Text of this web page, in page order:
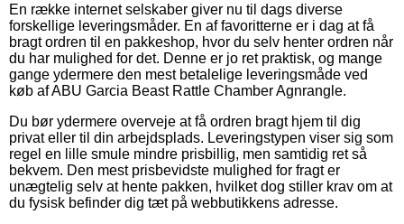
En række internet selskaber giver nu til dags diverse
forskellige leveringsmåder. En af favoritterne er i dag at få
bragt ordren til en pakkeshop, hvor du selv henter ordren når
du har mulighed for det. Denne er jo ret praktisk, og mange
gange ydermere den mest betalelige leveringsmåde ved
køb af ABU Garcia Beast Rattle Chamber Agnrangle.
Du bør ydermere overveje at få ordren bragt hjem til dig
privat eller til din arbejdsplads. Leveringstypen viser sig som
regel en lille smule mindre prisbillig, men samtidig ret så
bekvem. Den mest prisbevidste mulighed for fragt er
unægtelig selv at hente pakken, hvilket dog stiller krav om at
du fysisk befinder dig tæt på webbutikkens adresse.